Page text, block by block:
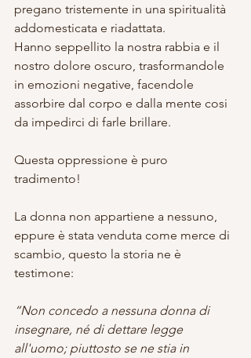
pregano tristemente in una spiritualità
addomesticata e riadattata.
Hanno seppellito la nostra rabbia e il
nostro dolore oscuro, trasformandole
in emozioni negative, facendole
assorbire dal corpo e dalla mente cosi
da impedirci di farle brillare.
Questa oppressione è puro
tradimento!
La donna non appartiene a nessuno,
eppure è stata venduta come merce di
scambio, questo la storia ne è
testimone:
“Non concedo a nessuna donna di
insegnare, né di dettare legge
all'uomo; piuttosto se ne stia in